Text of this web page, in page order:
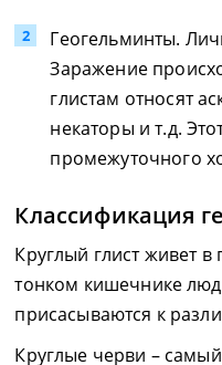
Геогельминты.
Заражение
глистам относят
некаторы и т.д.
промежуточного
Классификация
Круглый глист живет
тонком кишечнике
присасываются к
Круглые черви –